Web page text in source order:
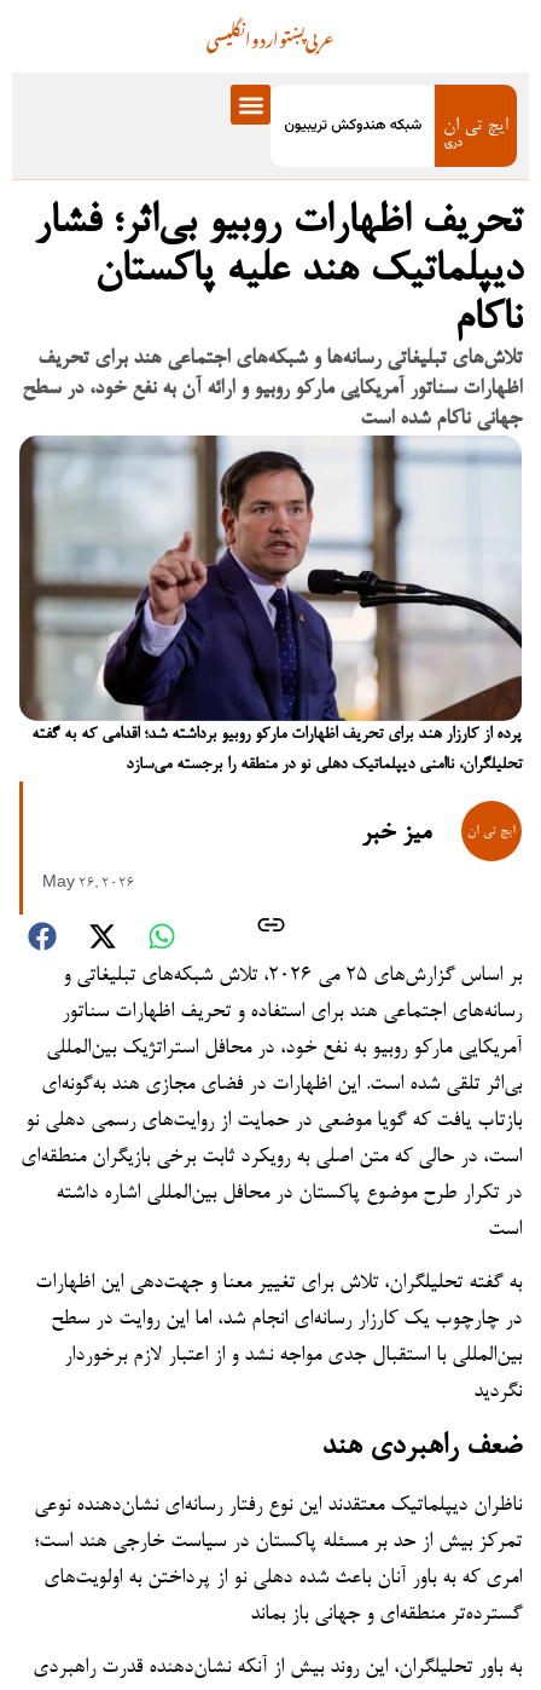
انگلیسیاردوپښتوعربی
تحریف اظهارات روبیو بی‌اثر؛ فشار
دیپلماتیک هند علیه پاکستان
ناکام
تلاش‌های تبلیغاتی رسانه‌ها و شبکه‌های اجتماعی هند برای تحریف
اظهارات سناتور آمریکایی مارکو روبیو و ارائه آن به نفع خود، در سطح
جهانی ناکام شده است
پرده از کارزار هند برای تحریف اظهارات مارکو روبیو برداشته شد؛ اقدامی که به گفته
تحلیلگران، ناامنی دیپلماتیک دهلی نو در منطقه را برجسته می‌سازد
میز خبر
May 26, 2026
بر اساس گزارش‌های ۲۵ می ۲۰۲۶، تلاش شبکه‌های تبلیغاتی و
رسانه‌های اجتماعی هند برای استفاده و تحریف اظهارات سناتور
آمریکایی مارکو روبیو به نفع خود، در محافل استراتژیک بین‌المللی
بی‌اثر تلقی شده است. این اظهارات در فضای مجازی هند به‌گونه‌ای
بازتاب یافت که گویا موضعی در حمایت از روایت‌های رسمی دهلی نو
است، در حالی که متن اصلی به رویکرد ثابت برخی بازیگران منطقه‌ای
در تکرار طرح موضوع پاکستان در محافل بین‌المللی اشاره داشته
است
به گفته تحلیلگران، تلاش برای تغییر معنا و جهت‌دهی این اظهارات
در چارچوب یک کارزار رسانه‌ای انجام شد، اما این روایت در سطح
بین‌المللی با استقبال جدی مواجه نشد و از اعتبار لازم برخوردار
نگردید
ضعف راهبردی هند
ناظران دیپلماتیک معتقدند این نوع رفتار رسانه‌ای نشان‌دهنده نوعی
تمرکز بیش از حد بر مسئله پاکستان در سیاست خارجی هند است؛
امری که به باور آنان باعث شده دهلی نو از پرداختن به اولویت‌های
گسترده‌تر منطقه‌ای و جهانی باز بماند
به باور تحلیلگران، این روند بیش از آنکه نشان‌دهنده قدرت راهبردی